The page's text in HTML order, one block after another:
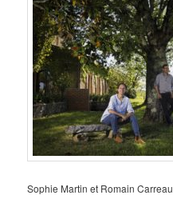
Sophie Martin et Romain Carreau